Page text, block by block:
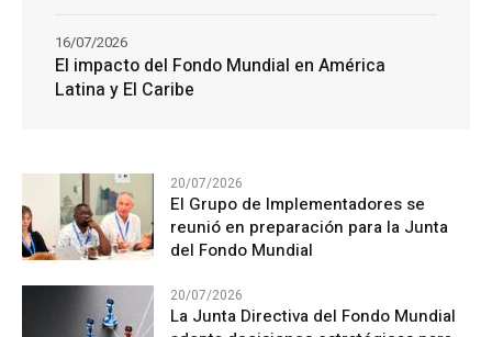
El impacto del Fondo Mundial en América
Latina y El Caribe
16/07/2026
20/07/2026
El Grupo de Implementadores se
reunió en preparación para la Junta
del Fondo Mundial
20/07/2026
La Junta Directiva del Fondo Mundial